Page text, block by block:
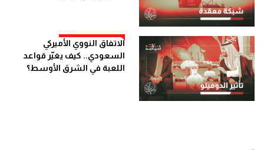
الاتفاق النووي الأميركي
السعودي.. كيف يغيّر قواعد
اللعبة في الشرق الأوسط؟